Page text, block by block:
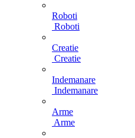
Roboti
Roboti
Creatie
Creatie
Indemanare
Indemanare
Arme
Arme